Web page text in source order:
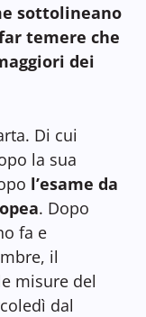
sottolineano
temere che
dei
Di cui
la sua
l’esame da
. Dopo
fa e
il
misure del
dal